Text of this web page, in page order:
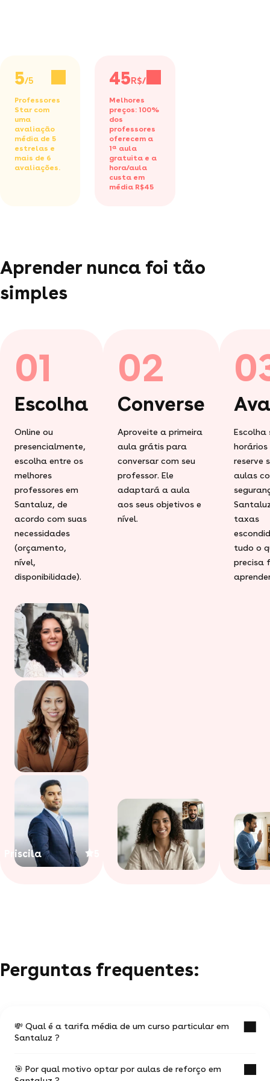
5/5
Professores
Star com
uma
avaliação
média de 5
estrelas e
mais de 6
avaliações.
45R$/h
Melhores
preços: 100%
dos
professores
oferecem a
1ª aula
gratuita e a
hora/aula
custa em
média R$45
Aprender nunca foi tão
simples
01
Escolha
Online ou
presencialmente,
escolha entre os
melhores
professores em
Santaluz, de
acordo com suas
necessidades
(orçamento,
nível,
disponibilidade).
Priscila
02
Converse
Aproveite a primeira
aula grátis para
conversar com seu
professor. Ele
adaptará a aula
aos seus objetivos e
nível.
Escolha
horários
reserve
aulas
taxas
tudo o
precisa
Perguntas frequentes:
💸 Qual é a tarifa média de um curso particular em
Santaluz ?
O valor médio de uma aula particular
🎯 Por qual motivo optar por aulas de reforço em